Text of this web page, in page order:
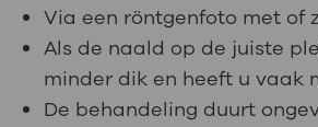
Via een röntgenfoto met of
Als de naald op de juiste
minder dik en heeft u vaak
De behandeling duurt